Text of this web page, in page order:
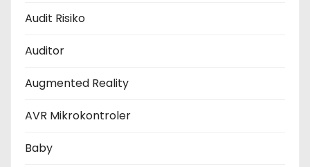
Audit Risiko
Auditor
Augmented Reality
AVR Mikrokontroler
Baby